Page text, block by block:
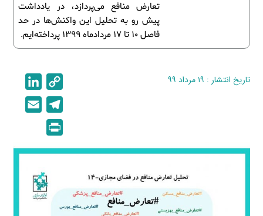
تعارض منافع می‌پردازد، در یادداشت
پیش رو به تحلیل این واکنش‌ها در حد
فاصل 10 تا 17 مردادماه 1399 پرداخته‌ایم.
تاریخ انتشار : ۱۹ مرداد ۹۹
o
p
y
L
n
k
i
n
e
e
l
e
g
r
a
i
n
t